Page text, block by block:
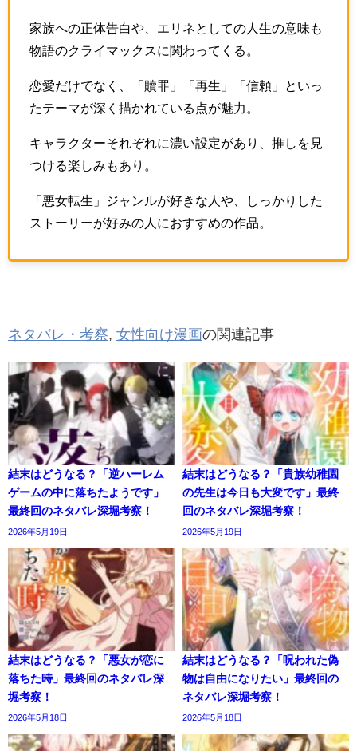
家族への正体告白や、エリネとしての人生の意味も
物語のクライマックスに関わってくる。
恋愛だけでなく、「贖罪」「再生」「信頼」といっ
たテーマが深く描かれている点が魅力。
キャラクターそれぞれに濃い設定があり、推しを見
つける楽しみもあり。
「悪女転生」ジャンルが好きな人や、しっかりした
ストーリーが好みの人におすすめの作品。
ネタバレ・考察, 女性向け漫画の関連記事
結末はどうなる？「逆ハーレム
ゲームの中に落ちたようです」
最終回のネタバレ深堀考察！
2026年5月19日
結末はどうなる？「貴族幼稚園
の先生は今日も大変です」最終
回のネタバレ深堀考察！
2026年5月19日
結末はどうなる？「悪女が恋に
落ちた時」最終回のネタバレ深
堀考察！
2026年5月18日
結末はどうなる？「呪われた偽
物は自由になりたい」最終回の
ネタバレ深堀考察！
2026年5月18日